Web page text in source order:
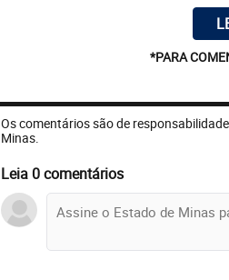
*PARA
Os comentários são de
Minas.
Leia 0 comentários